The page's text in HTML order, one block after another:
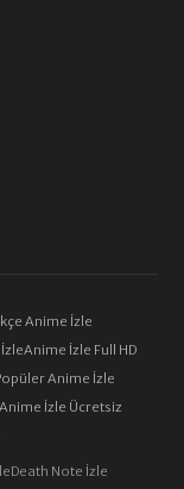
Anime İzle
Anime İzle Full HD
Anime İzle
Anime İzle Ücretsiz
Death Note İzle